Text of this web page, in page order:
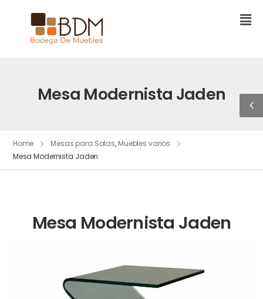
Mesa Modernista Jaden
Home Mesas para Salas, Muebles varios
Mesa Modernista Jaden
Mesa Modernista Jaden